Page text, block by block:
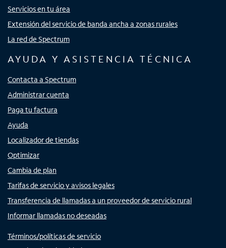
Servicios en tu área
Extensión del servicio de banda ancha a zonas rurales
La red de Spectrum
AYUDA Y ASISTENCIA TÉCNICA
Contacta a Spectrum
Administrar cuenta
Paga tu factura
Ayuda
Localizador de tiendas
Optimizar
Cambia de plan
Tarifas de servicio y avisos legales
Transferencia de llamadas a un proveedor de servicio rural
Informar llamadas no deseadas
Términos/políticas de servicio